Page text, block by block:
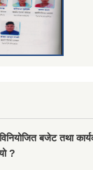
बजेट तथा
?